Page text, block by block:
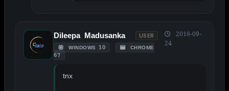
Dileepa Madusanka USER
WINDOWS 10
CHROME
67
2018-09-
24
tnx